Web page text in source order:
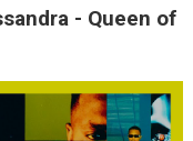
- Queen of